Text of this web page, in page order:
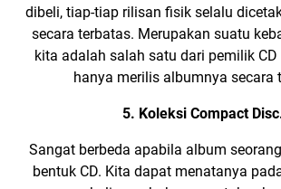
dibeli, tiap-tiap rilisan fisik selalu
secara terbatas. Merupakan suatu
kita adalah salah satu dari pemilik
hanya merilis albumnya secara
5. Koleksi Compact
Sangat berbeda apabila album
bentuk CD. Kita dapat menatanya